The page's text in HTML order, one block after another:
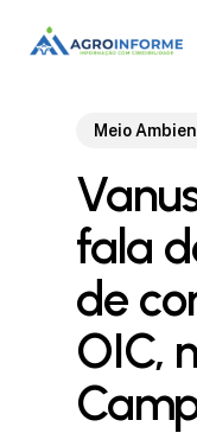
Meio
fala
de
OIC,